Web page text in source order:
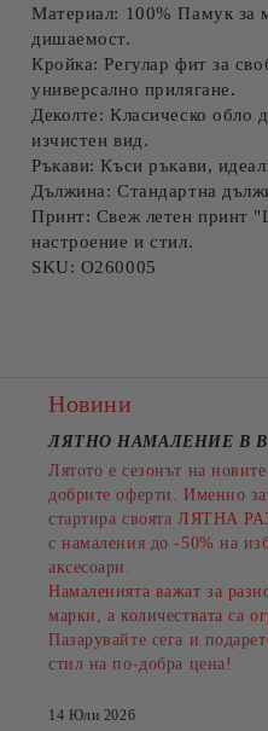
Материал: 100% Памук за
дишаемост.
Кройка: Регулар фит за
универсално прилягане.
Деколте: Класическо обло
изчистен вид.
Ръкави: Къси ръкави,
Дължина: Стандартна
Принт: Свеж летен принт
настроение и стил.
SKU: O260005
Новини
ЛЯТНО НАМАЛЕНИЕ В
Лятото е сезонът на
добрите оферти. Именно
стартира своята ЛЯТНА
с намаления до -50% на
аксесоари.
Намаленията важат за
марки, а количествата са
Пазарувайте сега и
стил на по-добра цена!
14 Юли 2026